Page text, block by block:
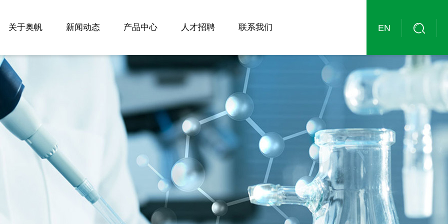
关于奥帆
公司简介
奥帆文化
质量体系
新闻动态 产品中心
苯肼盐酸盐
有机硼酸类
吡啶化合物
医药中间体
人才招聘 联系我们 EN